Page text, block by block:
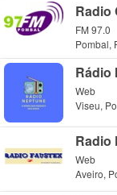
Radio
FM 97.0
Pombal,
Rádio
Web
Viseu,
Radio
Web
Aveiro,